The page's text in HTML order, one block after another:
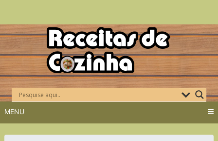
Skip
to
content
MENU